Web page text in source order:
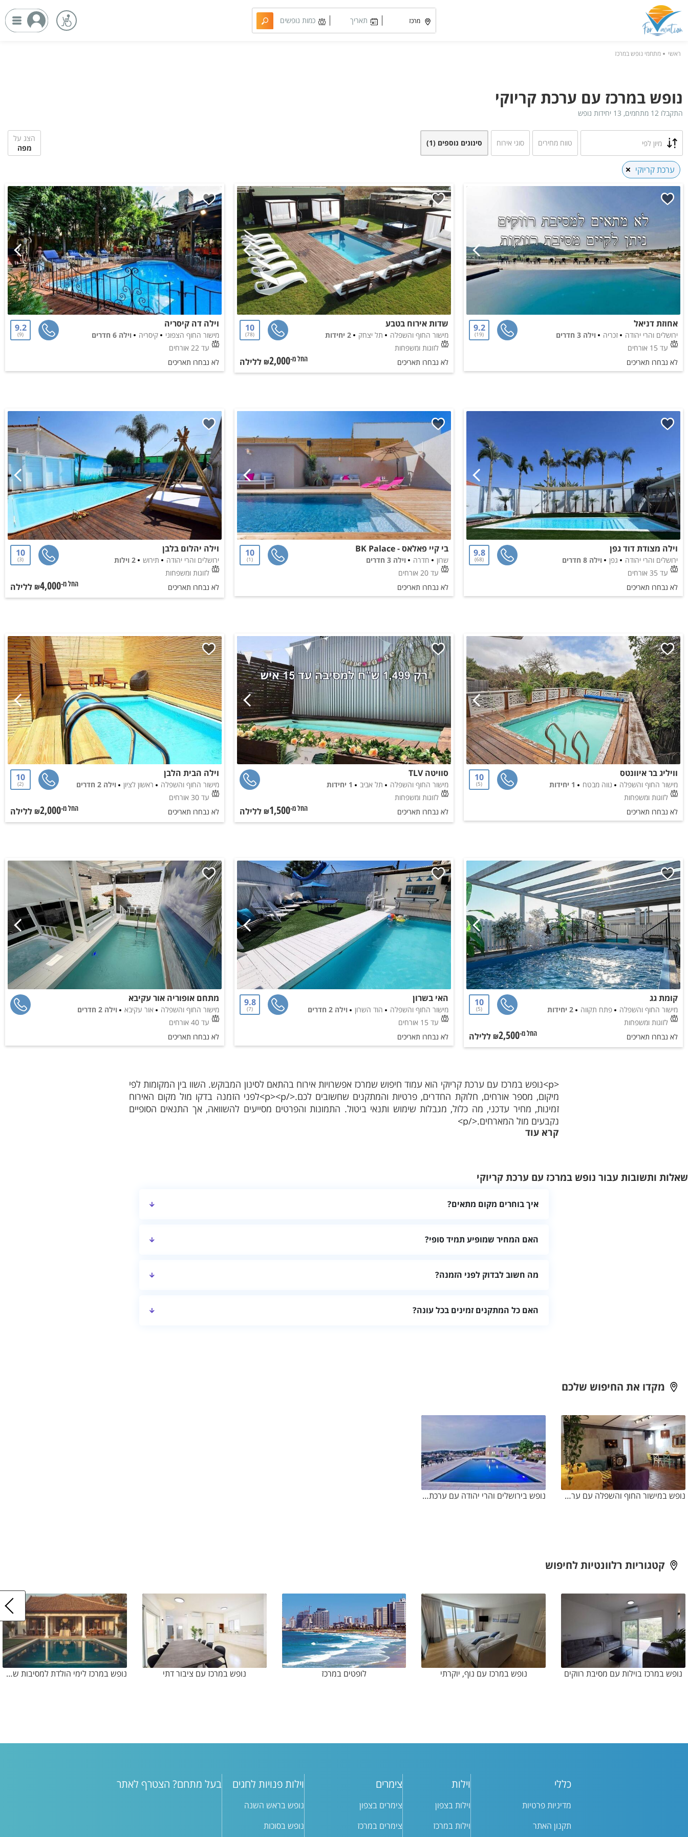
ראשי מתחמי נופש במרכז
נופש במרכז עם ערכת קריוקי
התקבלו 12 מתחמים, 13 יחידות נופש
תאריך כמות נופשים
מיון לפי
הצג על
מפה
טווח מחירים סוגי אירוח סינונים נוספים (1)
ערכת קריוקי
אחוזת דניאל
ירושלים והרי יהודה זכריה
וילה 3 חדרים
עד 15 אורחים
9.2
19
לא נבחרו תאריכים
שדות אירוח בטבע
מישור החוף והשפלה תל יצחק
2 יחידות
לזוגות ומשפחות
10
78
לא נבחרו תאריכים החל מ-₪2,000 ללילה
וילה דה קיסריה
מישור החוף הצפוני קיסריה
וילה 6 חדרים
עד 22 אורחים
9.2
9
לא נבחרו תאריכים
וילה מצודת דוד גפן
ירושלים והרי יהודה גפן
וילה 8 חדרים
עד 35 אורחים
9.8
68
לא נבחרו תאריכים
בי קיי פאלאס - BK Palace
שרון חדרה
וילה 3 חדרים
עד 20 אורחים
10
1
לא נבחרו תאריכים
וילה יהלום בלבן
ירושלים והרי יהודה תירוש
2 וילות
לזוגות ומשפחות
10
3
לא נבחרו תאריכים החל מ-₪4,000 ללילה
וויליג בר איוונטס
מישור החוף והשפלה נווה מבטח
1 יחידות
לזוגות ומשפחות
10
5
לא נבחרו תאריכים
סוויטה TLV
מישור החוף והשפלה תל אביב
1 יחידות
לזוגות ומשפחות
לא נבחרו תאריכים
החל מ-₪1,500 ללילה
וילה הבית הלבן
מישור החוף והשפלה ראשון לציון
וילה 2 חדרים
עד 30 אורחים
10
2
לא נבחרו תאריכים החל מ-₪2,000 ללילה
קומת גג
מישור החוף והשפלה פתח תקווה
2 יחידות
לזוגות ומשפחות
10
5
לא נבחרו תאריכים החל מ-₪2,500 ללילה
האי בשרון
מישור החוף והשפלה הוד השרון
וילה 2 חדרים
עד 15 אורחים
9.8
7
לא נבחרו תאריכים
מתחם אופוריה אור עקיבא
מישור החוף והשפלה אור עקיבא
וילה 2 חדרים
עד 40 אורחים
לא נבחרו תאריכים
קרא עוד
<p>נופש במרכז עם ערכת קריוקי הוא עמוד חיפוש שמרכז אפשרויות אירוח בהתאם לסינון המבוקש. השוו בין המקומות לפי
מיקום, מספר אורחים, חלוקת החדרים, פרטיות והמתקנים שחשובים לכם.</p><p>לפני הזמנה בדקו מול מקום האירוח
זמינות, מחיר עדכני, מה כלול, מגבלות שימוש ותנאי ביטול. התמונות והפרטים מסייעים להשוואה, אך התנאים הסופיים
נקבעים מול המארחים.</p>
שאלות ותשובות עבור נופש במרכז עם ערכת קריוקי
איך בוחרים מקום מתאים?
האם המחיר שמופיע תמיד סופי?
מה חשוב לבדוק לפני הזמנה?
האם כל המתקנים זמינים בכל עונה?
מקדו את החיפוש שלכם
נופש במישור החוף והשפלה עם ערכת קריוקי נופש בירושלים והרי יהודה עם ערכת קריוקי
קטגוריות רלוונטיות לחיפוש
נופש במרכז בוילות עם מסיבת רווקים נופש במרכז עם נוף, יוקרתי לופטים במרכז נופש במרכז עם ציבור דתי נופש במרכז לימי הולדת למסיבות שמתאים לאירועים עם בריכת שחייה
כללי
מדיניות פרטיות
תקנון האתר
וילות
וילות בצפון
וילות במרכז
צימרים
צימרים בצפון
צימרים במרכז
וילות פנויות לחגים
נופש בראש השנה
נופש בסוכות
בעל מתחם? הצטרף לאתר